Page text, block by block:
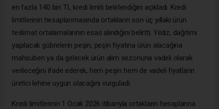
en fazla 140 bin TL kredi limiti belirlendiğini açıkladı. Kredi
limitlerinin hesaplanmasında ortakların son üç yıllaki ürün
teslimat ortalamalarının esas alındığını belirtti. Yıldız, dağıtımı
yapılacak gübrelerin peşin, peşin fiyatına ürün alacağına
mahsuben ya da gelecek ürün alım sezonuna vadeli olarak
verileceğini ifade ederek, hem peşin hem de vadeli fiyatların
üretici lehine uygun olacağını vurguladı.
Kredi limitlerinin 1 Ocak 2026 itibarıyla ortakların hesaplarına